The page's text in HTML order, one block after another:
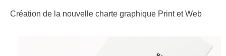
Création de la nouvelle charte graphique Print et Web